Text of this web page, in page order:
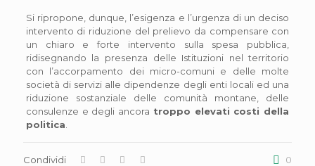
Si ripropone, dunque, l’esigenza e l’urgenza di un deciso
intervento di riduzione del prelievo da compensare con
un chiaro e forte intervento sulla spesa pubblica,
ridisegnando la presenza delle Istituzioni nel territorio
con l’accorpamento dei micro-comuni e delle molte
società di servizi alle dipendenze degli enti locali ed una
riduzione sostanziale delle comunità montane, delle
consulenze e degli ancora troppo elevati costi della
politica
Condividi 0